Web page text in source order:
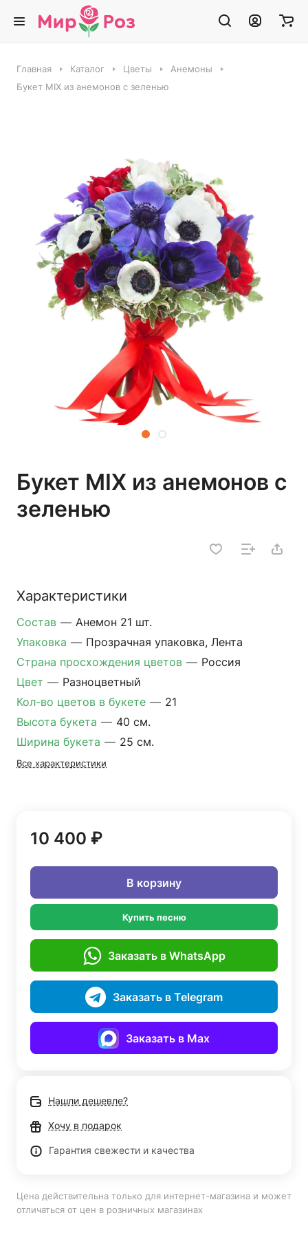
Главная Каталог Цветы
Анемоны
Букет MIX из анемонов с зеленью
Букет MIX из анемонов с
зеленью
Характеристики
Состав — Анемон 21 шт.
Упаковка — Прозрачная упаковка, Лента
Страна просхождения цветов — Россия
Цвет — Разноцветный
Кол-во цветов в букете — 21
Высота букета — 40 см.
Ширина букета — 25 см.
Все характеристики
10 400 ₽
В корзину
Купить песню
Заказать в WhatsApp
Заказать в Telegram
Заказать в Max
Нашли дешевле?
Хочу в подарок
Гарантия свежести и качества
Цена действительна только для интернет-магазина и может
отличаться от цен в розничных магазинах